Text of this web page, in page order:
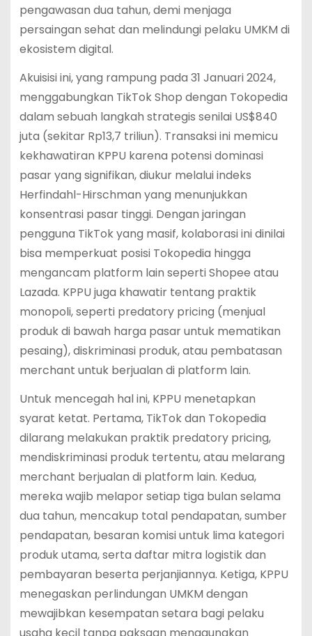
pengawasan dua tahun, demi menjaga
persaingan sehat dan melindungi pelaku UMKM di
ekosistem digital.
Akuisisi ini, yang rampung pada 31 Januari 2024,
menggabungkan TikTok Shop dengan Tokopedia
dalam sebuah langkah strategis senilai US$840
juta (sekitar Rp13,7 triliun). Transaksi ini memicu
kekhawatiran KPPU karena potensi dominasi
pasar yang signifikan, diukur melalui indeks
Herfindahl-Hirschman yang menunjukkan
konsentrasi pasar tinggi. Dengan jaringan
pengguna TikTok yang masif, kolaborasi ini dinilai
bisa memperkuat posisi Tokopedia hingga
mengancam platform lain seperti Shopee atau
Lazada. KPPU juga khawatir tentang praktik
monopoli, seperti predatory pricing (menjual
produk di bawah harga pasar untuk mematikan
pesaing), diskriminasi produk, atau pembatasan
merchant untuk berjualan di platform lain.
Untuk mencegah hal ini, KPPU menetapkan
syarat ketat. Pertama, TikTok dan Tokopedia
dilarang melakukan praktik predatory pricing,
mendiskriminasi produk tertentu, atau melarang
merchant berjualan di platform lain. Kedua,
mereka wajib melapor setiap tiga bulan selama
dua tahun, mencakup total pendapatan, sumber
pendapatan, besaran komisi untuk lima kategori
produk utama, serta daftar mitra logistik dan
pembayaran beserta perjanjiannya. Ketiga, KPPU
menegaskan perlindungan UMKM dengan
mewajibkan kesempatan setara bagi pelaku
usaha kecil tanpa paksaan menggunakan